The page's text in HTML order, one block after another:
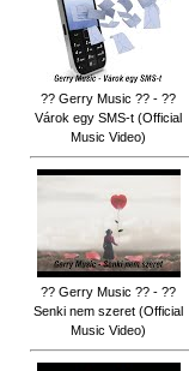
?? Gerry Music ?? - ??
Várok egy SMS-t (Official
Music Video)
?? Gerry Music ?? - ??
Senki nem szeret (Official
Music Video)